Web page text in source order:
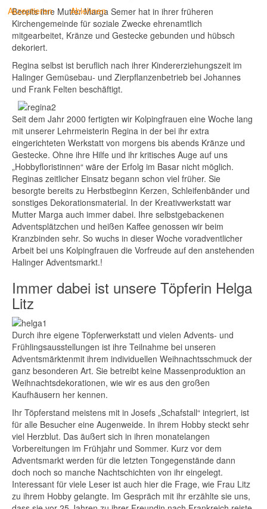
Bereits ihre Mutter Marga Semer hat in ihrer früheren
Kirchengemeinde für soziale Zwecke ehrenamtlich
mitgearbeitet, Kränze und Gestecke gebunden und hübsch
dekoriert.
Regina selbst ist beruflich nach ihrer Kindererziehungszeit im
Halinger Gemüsebau- und Zierpflanzenbetrieb bei Johannes
und Frank Felten beschäftigt.
Seit dem Jahr 2000 fertigten wir Kolpingfrauen eine Woche lang
mit unserer Lehrmeisterin Regina in der bei ihr extra
eingerichteten Werkstatt von morgens bis abends Kränze und
Gestecke. Ohne ihre Hilfe und ihr kritisches Auge auf uns
„Hobbyfloristinnen“ wäre der Erfolg im Basar nicht möglich.
Reginas zeitlicher Einsatz begann schon viel früher. Sie
besorgte bereits zu Herbstbeginn Kerzen, Schleifenbänder und
sonstiges Dekorationsmaterial. In der Kreativwerkstatt war
Mutter Marga auch immer dabei. Ihre selbstgebackenen
Adventsplätzchen und heißen Kaffee genossen wir beim
Kranzbinden sehr. So wuchs in dieser Woche voradventlicher
Arbeit bei uns Kolpingfrauen die Vorfreude auf den anstehenden
Halinger Adventsmarkt.!
Immer dabei ist unsere Töpferin Helga
Litz
Durch ihre eigene Töpferwerkstatt und vielen Advents- und
Frühlingsausstellungen ist ihre Teilnahme bei unseren
Adventsmärktenmit ihrem individuellen Weihnachtsschmuck der
ganz besonderen Art. Sie betreibt keine Massenproduktion an
Weihnachtsdekorationen, wie wir es aus den großen
Kaufhäusern her kennen.
Ihr Töpferstand meistens mit in Josefs „Schafstall“ integriert, ist
für alle Besucher eine Augenweide. In ihrem Hobby steckt sehr
viel Herzblut. Das äußert sich in ihren monatelangen
Vorbereitungen im Frühjahr und Sommer. Kurz vor dem
Adventsmarkt werden für die letzten Tongegenstände dann
doch noch so manche Nachtschichten von ihr eingelegt.
Interessant für viele Leser ist auch hier die Frage, wie Frau Litz
zu ihrem Hobby gelangte. Im Gespräch mit ihr erzählte sie uns,
Akzeptieren
Ablehnen